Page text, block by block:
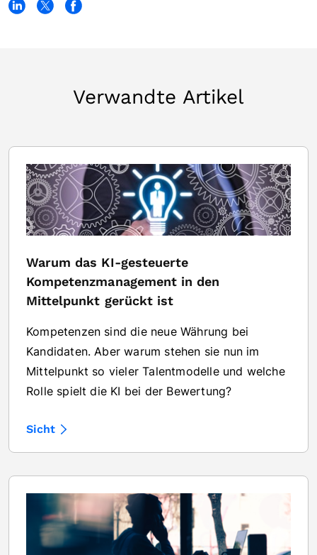
Verwandte Artikel
Warum das KI-gesteuerte
Kompetenzmanagement in den
Mittelpunkt gerückt ist
Kompetenzen sind die neue Währung bei
Kandidaten. Aber warum stehen sie nun im
Mittelpunkt so vieler Talentmodelle und welche
Rolle spielt die KI bei der Bewertung?
Sicht